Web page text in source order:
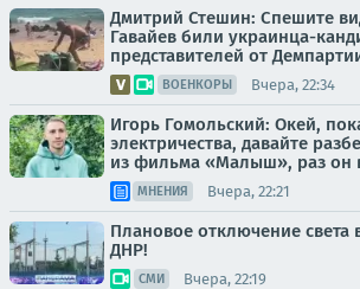
Дмитрий Стешин: Спешите
Гавайев били украинца-
представителей от
ВОЕНКОРЫ Вчера, 22:34
Игорь Гомольский: Окей,
электричества, давайте
из фильма «Малыш», раз он
МНЕНИЯ Вчера, 22:21
Плановое отключение света
ДНР!
СМИ Вчера, 22:19